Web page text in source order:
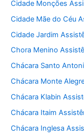
Cidade Monções
Cidade Mãe do Céu
Cidade Jardim
Chora Menino
Chácara Santo
Chácara Monte
Chácara Klabin
Chácara Itaim
Chácara Inglesa